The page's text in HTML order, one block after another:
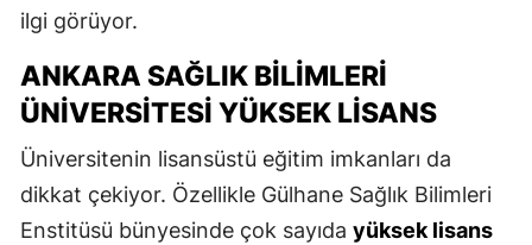
ilgi görüyor.
ANKARA SAĞLIK BILIMLERI
ÜNIVERSITESI YÜKSEK LISANS
Üniversitenin lisansüstü eğitim imkanları da
dikkat çekiyor. Özellikle Gülhane Sağlık Bilimleri
Enstitüsü bünyesinde çok sayıda yüksek lisans